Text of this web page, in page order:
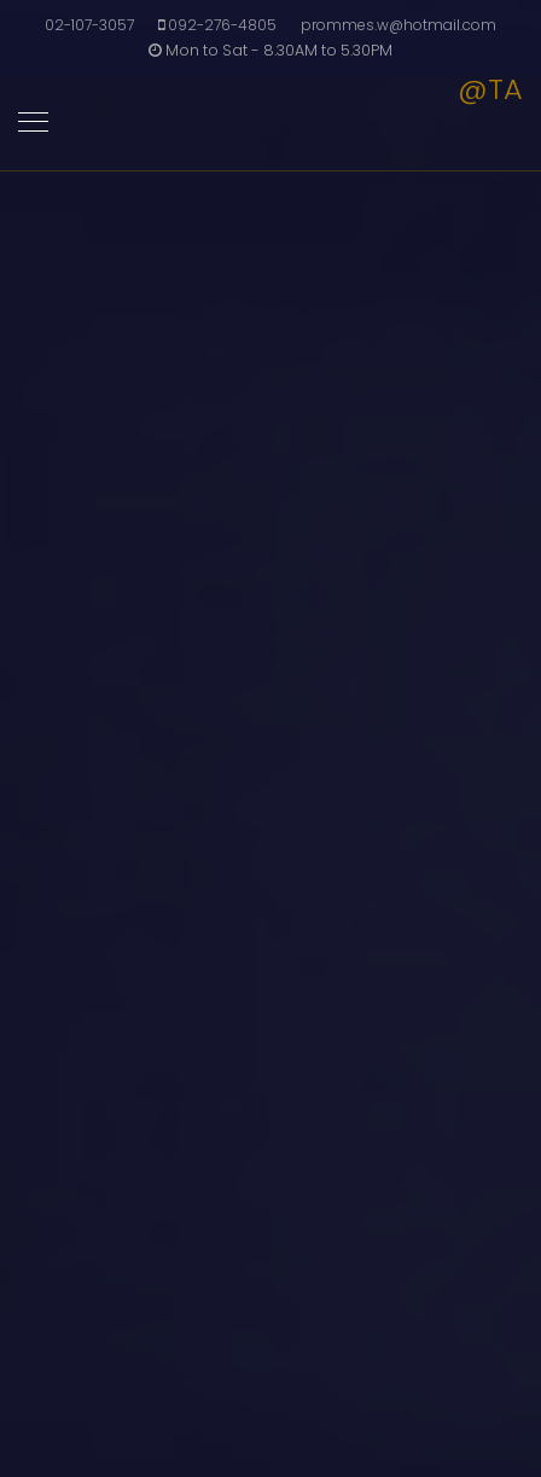
02-107-3057 092-276-4805
prommes.w@hotmail.com
Mon to Sat - 8.30AM to 5.30PM
@TA